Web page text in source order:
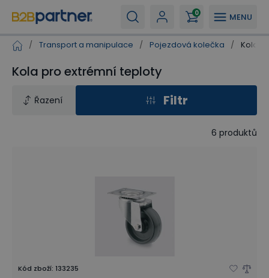
MENU
0
/ Transport a manipulace / Pojezdová kolečka / Kola
Kola pro extrémní teploty
Řazení Filtr
6 produktů
Kód zboží: 133235